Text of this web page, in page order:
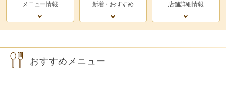
メニュー情報 新着・おすすめ 店舗詳細情報
おすすめメニュー